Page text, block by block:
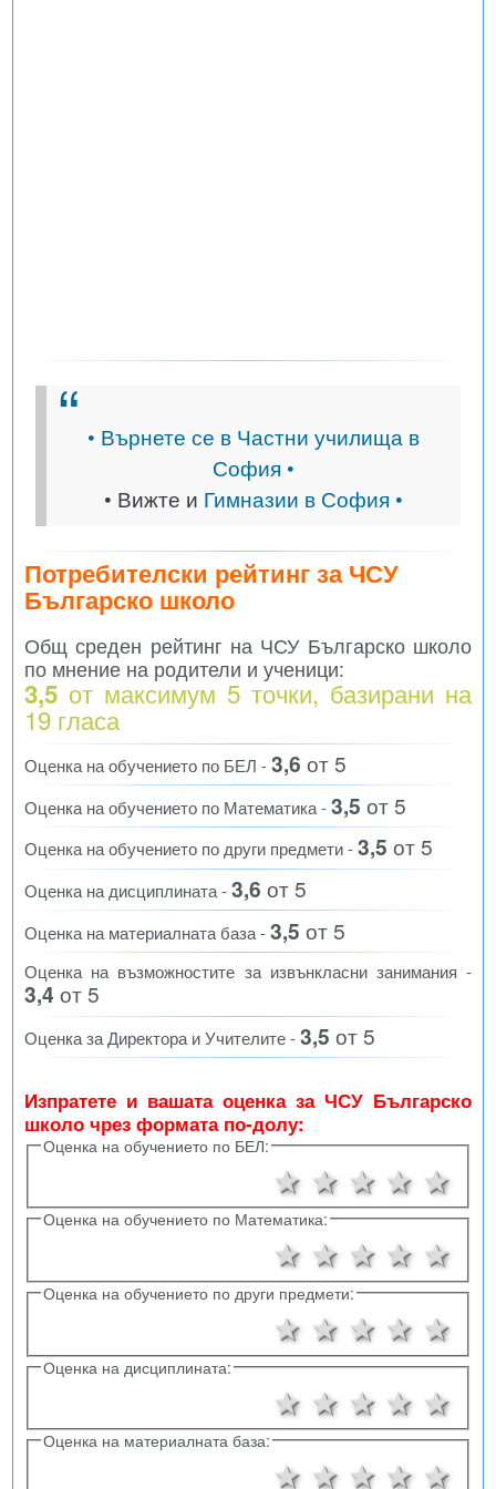
• Върнете се в Частни училища в
София •
• Вижте и Гимназии в София •
Потребителски рейтинг за ЧСУ
Българско школо
Общ среден рейтинг на ЧСУ Българско школо
по мнение на родители и ученици:
3,5 от максимум 5 точки, базирани на
19 гласа
Оценка на обучението по БЕЛ -3,6 от 5
Оценка на обучението по Математика -3,5 от 5
Оценка на обучението по други предмети -3,5 от 5
Оценка на дисциплината -3,6 от 5
Оценка на материалната база -3,5 от 5
Оценка на възможностите за извънкласни занимания -
3,4 от 5
Оценка за Директора и Учителите -3,5 от 5
Изпратете и вашата оценка за ЧСУ Българско
школо чрез формата по-долу:
Оценка на обучението по БЕЛ:
4
3
2 звезди
1 звезда
Оценка на обучението по Математика:
4
3
2 звезди
1 звезда
Оценка на обучението по други предмети:
4
3
2 звезди
1 звезда
Оценка на дисциплината:
4
3
2 звезди
1 звезда
Оценка на материалната база:
4
3
2 звезди
1 звезда